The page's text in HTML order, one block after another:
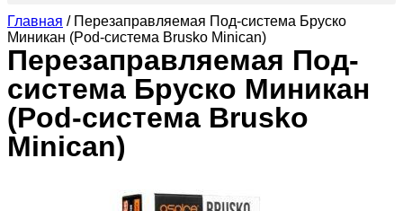
Главная / Перезаправляемая Под-система Бруско
Миникан (Pod-система Brusko Minican)
Перезаправляемая Под-
система Бруско Миникан
(Pod-система Brusko
Minican)